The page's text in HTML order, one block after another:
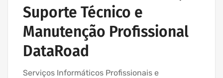
Suporte Técnico e
Manutenção Profissional
DataRoad
Serviços Informáticos Profissionais e